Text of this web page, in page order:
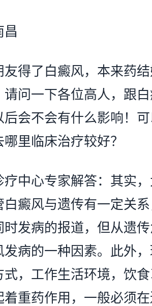
得了白癜风，本来药结
问一下各位高人，跟
会不会有什么影响！
里临床治疗较好？
中心专家解答：其实，
癜风与遗传有一定关系
发病的报道，但从遗传
病的一种因素。此外
，工作生活环境，饮食
重药作用，一般必须